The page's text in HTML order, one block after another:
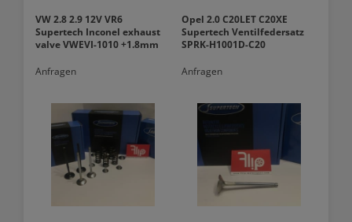
VW 2.8 2.9 12V VR6
Supertech Inconel exhaust
valve VWEVI-1010 +1.8mm
Anfragen
Opel 2.0 C20LET C20XE
Supertech Ventilfedersatz
SPRK-H1001D-C20
Anfragen